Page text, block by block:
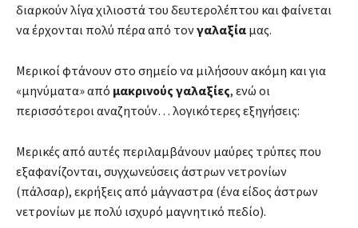
διαρκούν λίγα χιλιοστά του δευτερολέπτου και φαίνεται
να έρχονται πολύ πέρα από τονγαλαξία μας.
Μερικοί φτάνουν στο σημείο να μιλήσουν ακόμη και για
«μηνύματα» από μακρινούς γαλαξίες, ενώ οι
περισσότεροι αναζητούν… λογικότερες εξηγήσεις:
Μερικές από αυτές περιλαμβάνουν μαύρες τρύπες που
εξαφανίζονται, συγχωνεύσεις άστρων νετρονίων
(πάλσαρ), εκρήξεις από μάγναστρα (ένα είδος άστρων
νετρονίων με πολύ ισχυρό μαγνητικό πεδίο).